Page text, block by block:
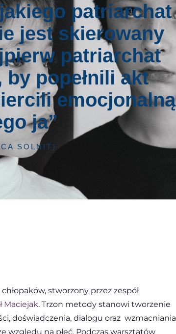
patriarchat
jest skierowany
patriarchat
popełnili akt
emocjonalną
ja”
SOLNIT)
stworzony przez zespół
Maciejak. Trzon metody stanowi tworzenie
doświadczenia, dialogu oraz wzmacniania
względu na płeć. Podczas warsztatów